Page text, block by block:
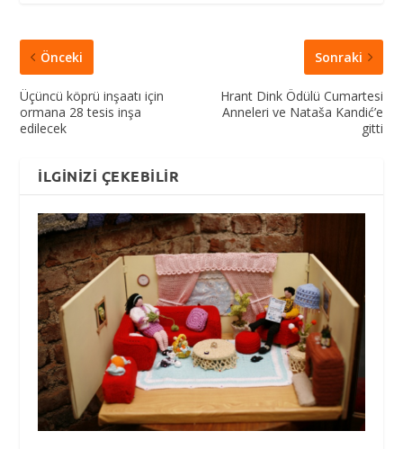
Önceki
Üçüncü köprü inşaatı için
ormana 28 tesis inşa
edilecek
Sonraki
Hrant Dink Ödülü Cumartesi
Anneleri ve Nataša Kandić’e
gitti
İLGINIZI ÇEKEBILIR